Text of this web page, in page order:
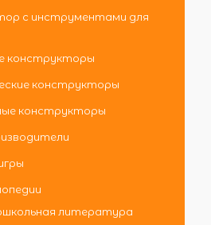
с инструментами для
конструкторы
конструкторы
конструкторы
литература